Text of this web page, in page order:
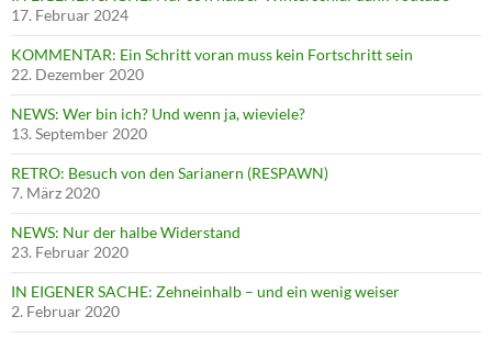
17. Februar 2024
KOMMENTAR: Ein Schritt voran muss kein Fortschritt sein
22. Dezember 2020
NEWS: Wer bin ich? Und wenn ja, wieviele?
13. September 2020
RETRO: Besuch von den Sarianern (RESPAWN)
7. März 2020
NEWS: Nur der halbe Widerstand
23. Februar 2020
IN EIGENER SACHE: Zehneinhalb – und ein wenig weiser
2. Februar 2020